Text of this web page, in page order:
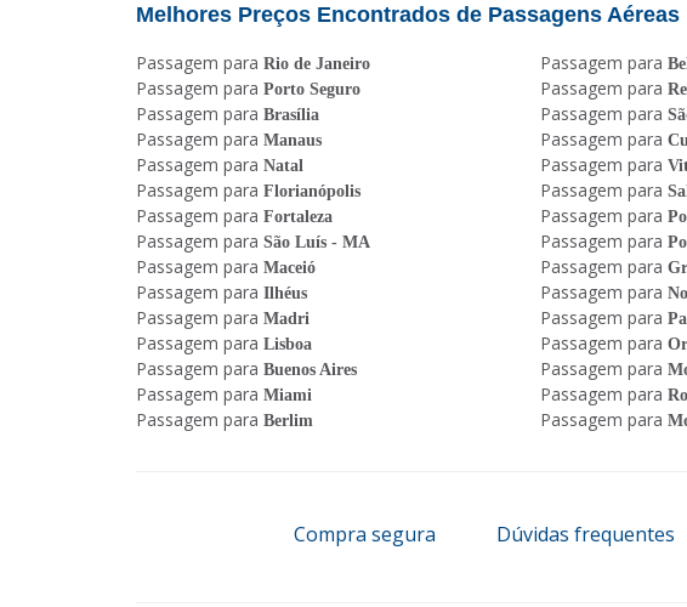
Melhores Preços Encontrados de Passagens
Passagem para Rio de Janeiro Passagem para
Passagem para Porto Seguro Passagem para
Passagem para Brasília Passagem para
Passagem para Manaus Passagem para
Passagem para Natal Passagem para
Passagem para Florianópolis Passagem para
Passagem para Fortaleza Passagem para
Passagem para São Luís - MA Passagem para
Passagem para Maceió Passagem para
Passagem para Ilhéus Passagem para
Passagem para Madri Passagem para
Passagem para Lisboa Passagem para
Passagem para Buenos Aires Passagem para
Passagem para Miami Passagem para
Passagem para Berlim Passagem para
Compra segura Dúvidas frequentes